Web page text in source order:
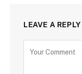
LEAVE A REPLY